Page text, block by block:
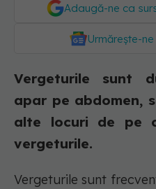
Adaugă-ne ca
Urmărește-
Vergeturile sunt
apar pe abdomen,
alte locuri de pe
vergeturile.
Vergeturile sunt